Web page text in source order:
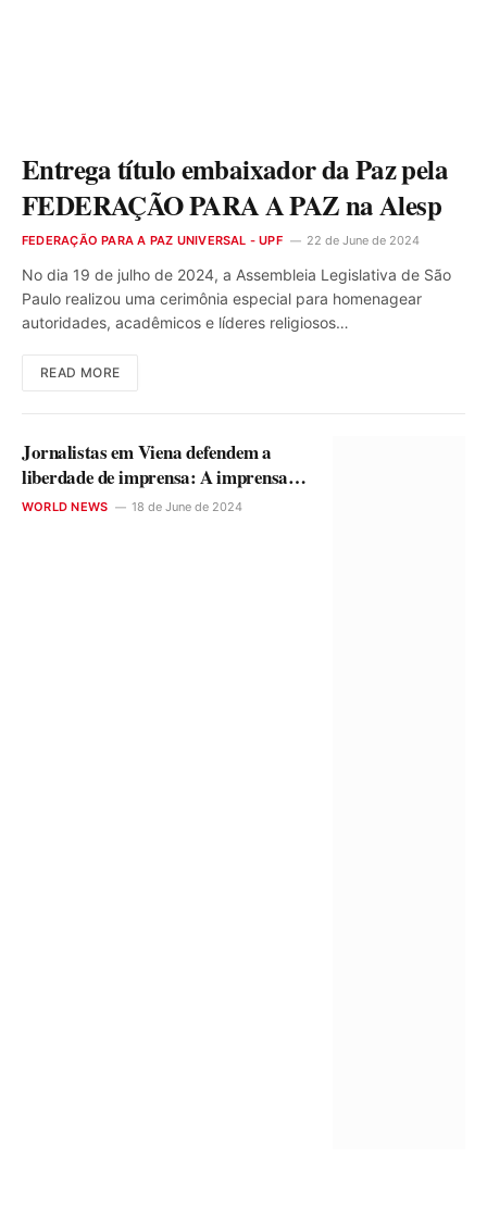
Entrega título embaixador da Paz pela
FEDERAÇÃO PARA A PAZ na Alesp
FEDERAÇÃO PARA A PAZ UNIVERSAL - UPF 22 de June de 2024
No dia 19 de julho de 2024, a Assembleia Legislativa de São
Paulo realizou uma cerimônia especial para homenagear
autoridades, acadêmicos e líderes religiosos…
READ MORE
Jornalistas em Viena defendem a
liberdade de imprensa: A imprensa
precisa se levantar de seus túmulos
WORLD NEWS 18 de June de 2024